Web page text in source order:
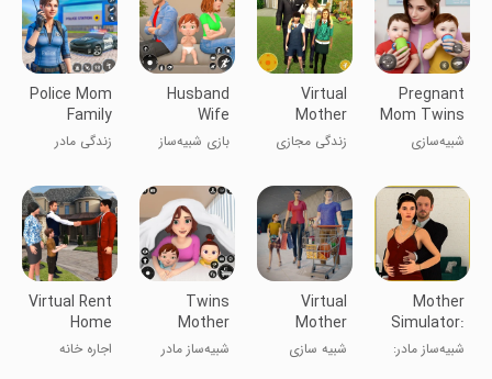
Pregnant
Mom Twins
Life Sim 3D
شبیه‌سازی
باردار دوقلوها
Virtual
Mother
Life: Dream
Mom
زندگی مجازی
رویایی
Husband
Wife
Simulator
Game 3D
بازی شبیه‌ساز
Police Mom
Family
Mother Life
زندگی مادر
Mother
Simulator:
Babysitter
شبیه‌ساز مادر:
Virtual
Mother
Supermarket
شبیه سازی
Twins
Mother
Simulator
Game 3D
شبیه‌ساز مادر
Virtual Rent
Home
Happy
Family
اجاره خانه